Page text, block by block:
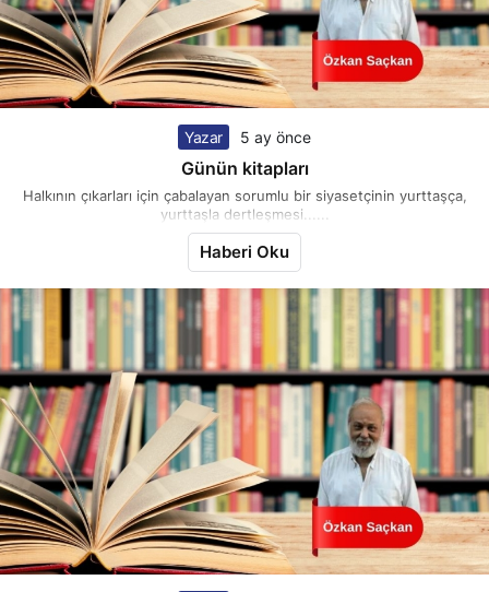
Yazar 5 ay önce
Günün kitapları
Halkının çıkarları için çabalayan sorumlu bir siyasetçinin yurttaşça,
yurttaşla dertleşmesi......
Haberi Oku